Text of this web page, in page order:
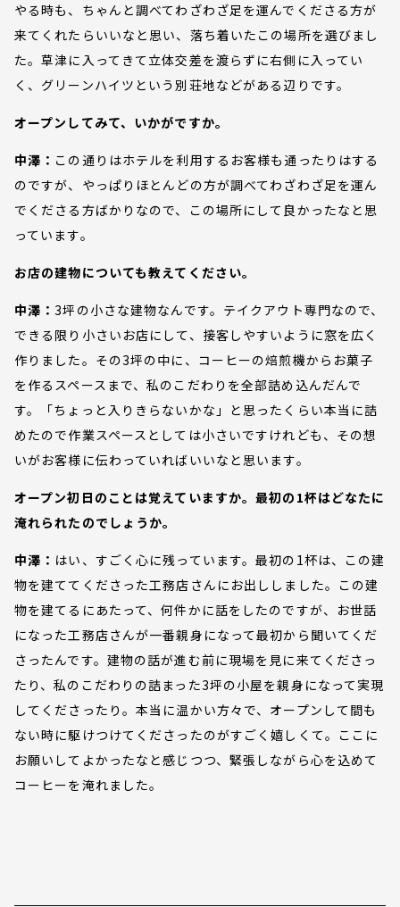
やる時も、ちゃんと調べてわざわざ足を運んでくださる方が
来てくれたらいいなと思い、落ち着いたこの場所を選びまし
た。草津に入ってきて立体交差を渡らずに右側に入ってい
く、グリーンハイツという別荘地などがある辺りです。
オープンしてみて、いかがですか。
中澤： この通りはホテルを利用するお客様も通ったりはする
のですが、やっぱりほとんどの方が調べてわざわざ足を運ん
でくださる方ばかりなので、この場所にして良かったなと思
っています。
お店の建物についても教えてください。
中澤：3坪の小さな建物なんです。テイクアウト専門なので、
できる限り小さいお店にして、接客しやすいように窓を広く
作りました。その3坪の中に、コーヒーの焙煎機からお菓子
を作るスペースまで、私のこだわりを全部詰め込んだんで
す。「ちょっと入りきらないかな」と思ったくらい本当に詰
めたので作業スペースとしては小さいですけれども、その想
いがお客様に伝わっていればいいなと思います。
オープン初日のことは覚えていますか。最初の1杯はどなたに
淹れられたのでしょうか。
中澤： はい、すごく心に残っています。最初の1杯は、この建
物を建ててくださった工務店さんにお出ししました。この建
物を建てるにあたって、何件かに話をしたのですが、お世話
になった工務店さんが一番親身になって最初から聞いてくだ
さったんです。建物の話が進む前に現場を見に来てくださっ
たり、私のこだわりの詰まった3坪の小屋を親身になって実現
してくださったり。本当に温かい方々で、オープンして間も
ない時に駆けつけてくださったのがすごく嬉しくて。ここに
お願いしてよかったなと感じつつ、緊張しながら心を込めて
コーヒーを淹れました。